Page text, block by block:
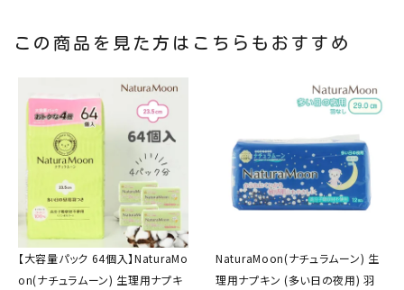
この商品を見た方はこちらもおすすめ
【大容量パック 64個入】NaturaMo
on(ナチュラムーン) 生理用ナプキ
NaturaMoon(ナチュラムーン) 生
理用ナプキン (多い日の夜用) 羽